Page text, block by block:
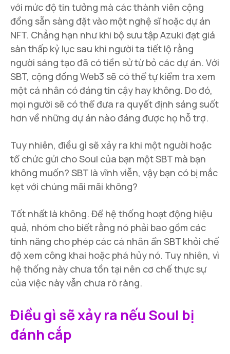
với mức độ tin tưởng mà các thành viên cộng
đồng sẵn sàng đặt vào một nghệ sĩ hoặc dự án
NFT. Chẳng hạn như khi bộ sưu tập Azuki đạt giá
sàn thấp kỷ lục sau khi người ta tiết lộ rằng
người sáng tạo đã có tiền sử từ bỏ các dự án. Với
SBT, cộng đồng Web3 sẽ có thể tự kiểm tra xem
một cá nhân có đáng tin cậy hay không. Do đó,
mọi người sẽ có thể đưa ra quyết định sáng suốt
hơn về những dự án nào đáng được họ hỗ trợ.
Tuy nhiên, điều gì sẽ xảy ra khi một người hoặc
tổ chức gửi cho Soul của bạn một SBT mà bạn
không muốn? SBT là vĩnh viễn, vậy bạn có bị mắc
kẹt với chúng mãi mãi không?
Tốt nhất là không. Để hệ thống hoạt động hiệu
quả, nhóm cho biết rằng nó phải bao gồm các
tính năng cho phép các cá nhân ẩn SBT khỏi chế
độ xem công khai hoặc phá hủy nó. Tuy nhiên, vì
hệ thống này chưa tồn tại nên cơ chế thực sự
của việc này vẫn chưa rõ ràng.
Điều gì sẽ xảy ra nếu Soul bị
đánh cắp